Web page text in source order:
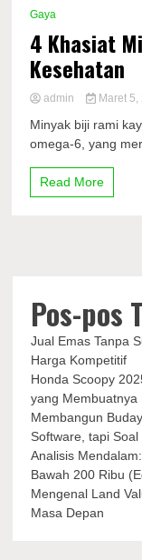
Gaya
4 Khasiat
Kesehatan
admin Maret 5,
Minyak biji rami
omega-6, yang
Read More
Pos-pos
Jual Emas Tanpa
Harga Kompetitif
Honda Scoopy
yang Membuatnya
Membangun
Software, tapi
Analisis
Bawah 200 Ribu
Mengenal Land
Masa Depan